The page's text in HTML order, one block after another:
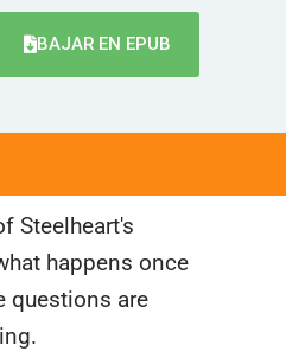
BAJAR EN EPUB
Steelheart's
happens once
questions are